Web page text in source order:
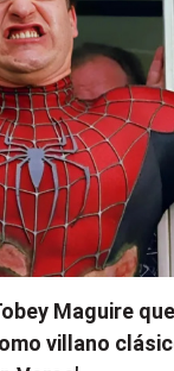
Maguire
villano